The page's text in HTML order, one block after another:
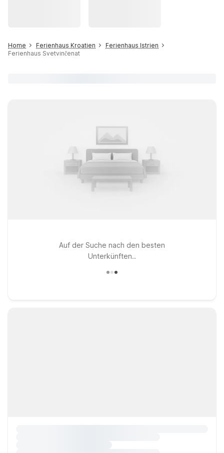
Home Ferienhaus Kroatien
Ferienhaus Istrien
Ferienhaus Svetvinčenat
Auf der Suche nach den besten
Unterkünften..